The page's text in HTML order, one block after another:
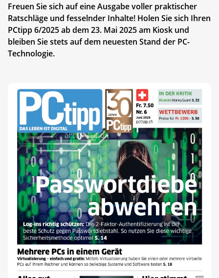
Freuen Sie sich auf eine Ausgabe voller praktischer
Ratschläge und fesselnder Inhalte! Holen Sie sich Ihren
PCtipp 6/2025 ab dem 23. Mai 2025 am Kiosk und
bleiben Sie stets auf dem neuesten Stand der PC-
Technologie.